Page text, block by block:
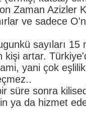
Zaman Azizler
ve sadece
sayıları
artar.
yani çok
süre sonra
ya da hizmet